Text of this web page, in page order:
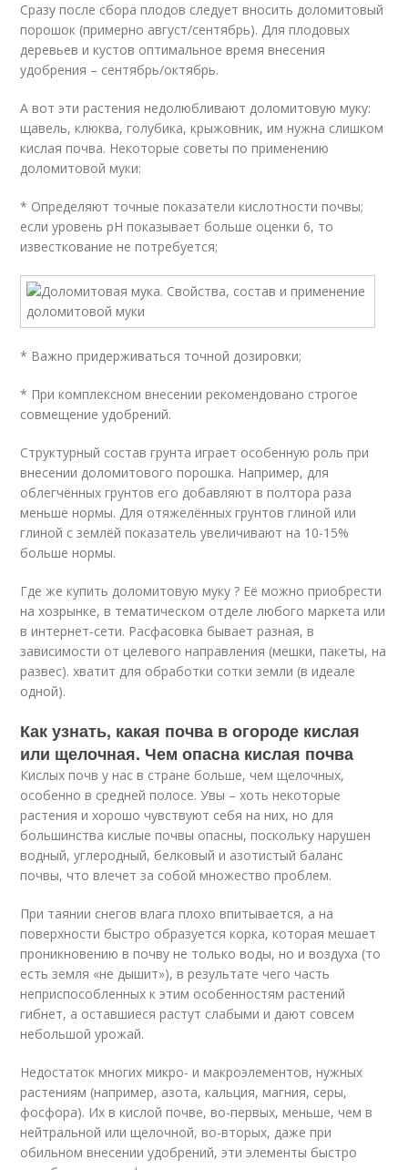
Сразу после сбора плодов следует вносить доломитовый
порошок (примерно август/сентябрь). Для плодовых
деревьев и кустов оптимальное время внесения
удобрения – сентябрь/октябрь.
А вот эти растения недолюбливают доломитовую муку:
щавель, клюква, голубика, крыжовник, им нужна слишком
кислая почва. Некоторые советы по применению
доломитовой муки:
* Определяют точные показатели кислотности почвы;
если уровень pH показывает больше оценки 6, то
известкование не потребуется;
* Важно придерживаться точной дозировки;
* При комплексном внесении рекомендовано строгое
совмещение удобрений.
Структурный состав грунта играет особенную роль при
внесении доломитового порошка. Например, для
облегчённых грунтов его добавляют в полтора раза
меньше нормы. Для отяжелённых грунтов глиной или
глиной с землёй показатель увеличивают на 10-15%
больше нормы.
Где же купить доломитовую муку ? Её можно приобрести
на хозрынке, в тематическом отделе любого маркета или
в интернет-сети. Расфасовка бывает разная, в
зависимости от целевого направления (мешки, пакеты, на
развес). хватит для обработки сотки земли (в идеале
одной).
Как узнать, какая почва в огороде кислая
или щелочная. Чем опасна кислая почва
Кислых почв у нас в стране больше, чем щелочных,
особенно в средней полосе. Увы – хоть некоторые
растения и хорошо чувствуют себя на них, но для
большинства кислые почвы опасны, поскольку нарушен
водный, углеродный, белковый и азотистый баланс
почвы, что влечет за собой множество проблем.
При таянии снегов влага плохо впитывается, а на
поверхности быстро образуется корка, которая мешает
проникновению в почву не только воды, но и воздуха (то
есть земля «не дышит»), в результате чего часть
неприспособленных к этим особенностям растений
гибнет, а оставшиеся растут слабыми и дают совсем
небольшой урожай.
Недостаток многих микро- и макроэлементов, нужных
растениям (например, азота, кальция, магния, серы,
фосфора). Их в кислой почве, во-первых, меньше, чем в
нейтральной или щелочной, во-вторых, даже при
обильном внесении удобрений, эти элементы быстро